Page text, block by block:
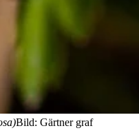
Bild: Gärtner graf